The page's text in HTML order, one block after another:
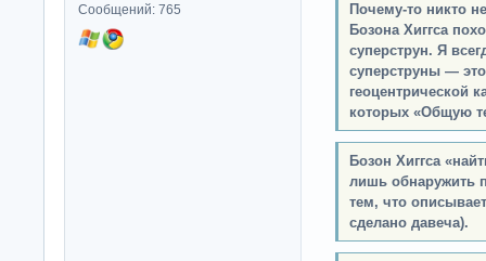
Сообщений: 765
Почему-то никто
Бозона Хиггса
суперструн. Я
суперструны —
геоцентрической
которых «Общую
Бозон Хиггса
лишь обнаружить
тем, что
сделано давеча).